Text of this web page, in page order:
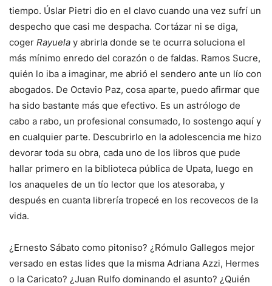
tiempo. Úslar Pietri dio en el clavo cuando una vez sufrí un
despecho que casi me despacha. Cortázar ni se diga,
coger Rayuela y abrirla donde se te ocurra soluciona el
más mínimo enredo del corazón o de faldas. Ramos Sucre,
quién lo iba a imaginar, me abrió el sendero ante un lío con
abogados. De Octavio Paz, cosa aparte, puedo afirmar que
ha sido bastante más que efectivo. Es un astrólogo de
cabo a rabo, un profesional consumado, lo sostengo aquí y
en cualquier parte. Descubrirlo en la adolescencia me hizo
devorar toda su obra, cada uno de los libros que pude
hallar primero en la biblioteca pública de Upata, luego en
los anaqueles de un tío lector que los atesoraba, y
después en cuanta librería tropecé en los recovecos de la
vida.
¿Ernesto Sábato como pitoniso? ¿Rómulo Gallegos mejor
versado en estas lides que la misma Adriana Azzi, Hermes
o la Caricato? ¿Juan Rulfo dominando el asunto? ¿Quién